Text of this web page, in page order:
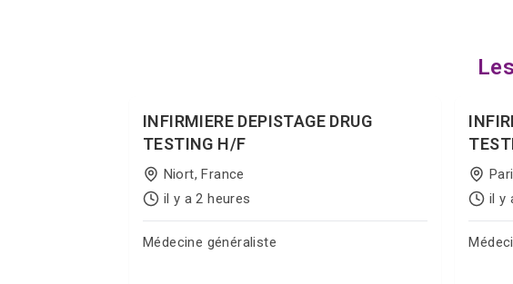
INFIRMIERE DEPISTAGE DRUG
TESTING H/F
Niort, France
il y a 2 heures
Médecine généraliste
il y